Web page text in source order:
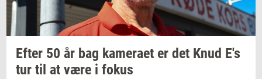
Efter 50 år bag ka­me­ra­et er det Knud E's
tur til at være i fokus